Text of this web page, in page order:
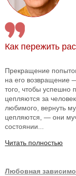
Как пережить
Прекращение
на его возвращение
того, чтобы успешно
цепляются за
любимого, вернуть
цепляются, — они
состоянии...
Читать полностью
Любовная